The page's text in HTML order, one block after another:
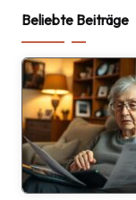
Beliebte Beiträge